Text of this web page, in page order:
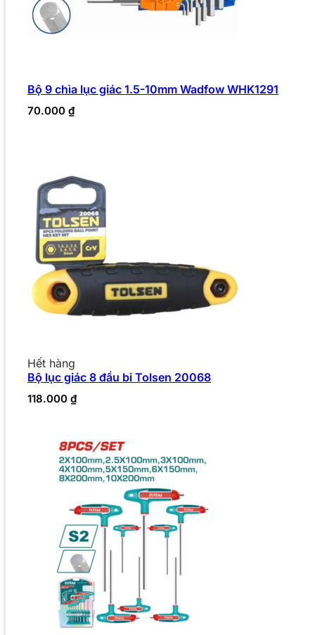
Bộ 9 chìa lục giác 1.5-10mm Wadfow WHK1291
70.000 ₫
Hết hàng
Bộ lục giác 8 đầu bi Tolsen 20068
118.000 ₫